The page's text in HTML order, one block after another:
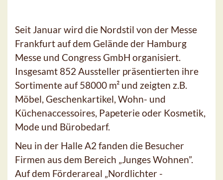
Seit Januar wird die Nordstil von der Messe
Frankfurt auf dem Gelände der Hamburg
Messe und Congress GmbH organisiert.
Insgesamt 852 Aussteller präsentierten ihre
Sortimente auf 58000 m² und zeigten z.B.
Möbel, Geschenkartikel, Wohn- und
Küchenaccessoires, Papeterie oder Kosmetik,
Mode und Bürobedarf.
Neu in der Halle A2 fanden die Besucher
Firmen aus dem Bereich „Junges Wohnen”.
Auf dem Förderareal „Nordlichter -